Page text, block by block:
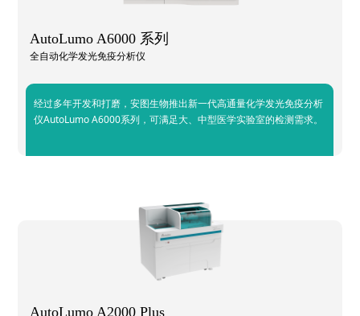
AutoLumo A6000 系列
全自动化学发光免疫分析仪
经过多年开发和打磨，安图生物推出新一代高通量化学发光免疫分析
仪AutoLumo A6000系列，可满足大、中型医学实验室的检测需求。
AutoLumo A2000 Plus